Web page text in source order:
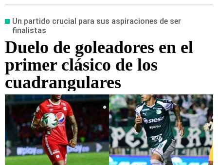
Un partido crucial para sus aspiraciones de ser
finalistas
Duelo de goleadores en el
primer clásico de los
cuadrangulares